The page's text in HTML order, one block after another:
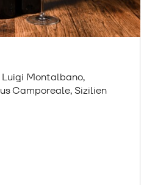
Montalbano,
Camporeale, Sizilien